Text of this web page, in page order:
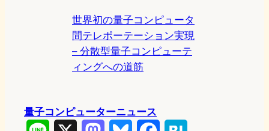
世界初の量子コンピュータ
間テレポーテーション実現
– 分散型量子コンピューテ
ィングへの道筋
量子コンピューターニュース